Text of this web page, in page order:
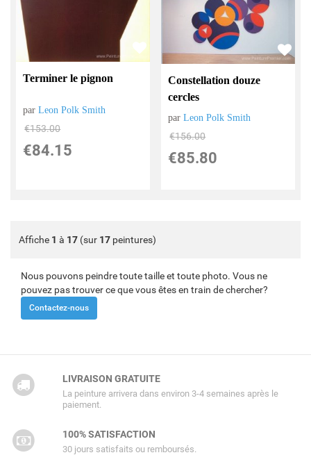
Terminer le pignon
parLeon Polk Smith
€153.00
€84.15
Constellation douze
cercles
parLeon Polk Smith
€156.00
€85.80
Affiche 1 à 17 (sur 17 peintures)
Nous pouvons peindre toute taille et toute photo. Vous ne
pouvez pas trouver ce que vous êtes en train de chercher?
Contactez-nous
LIVRAISON GRATUITE
La peinture arrivera dans environ 3-4 semaines après le
paiement.
100% SATISFACTION
30 jours satisfaits ou remboursés.